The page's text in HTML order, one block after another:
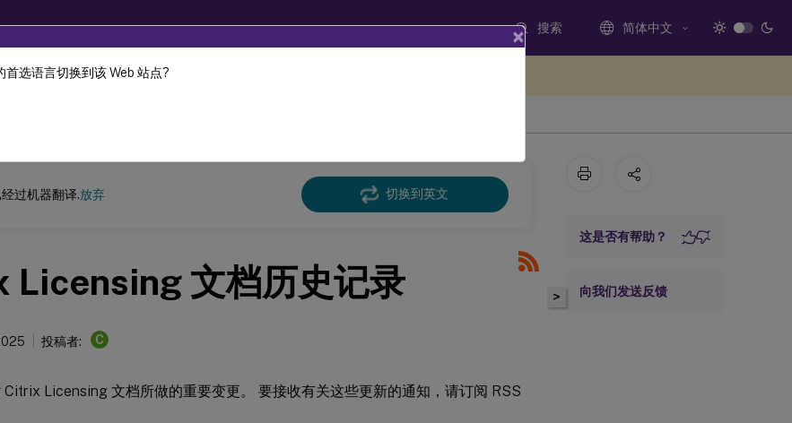
搜索 简体中文
态翻译。
过机器翻译.放弃 切换到英文
Licensing 文档历史记录
投稿者: C
Citrix Licensing 文档所做的重要变更。 要接收有关这些更新的通知，请订阅 RSS
>
这是否有帮助？
向我们发送反馈
×
选语言切换到该 Web 站点?